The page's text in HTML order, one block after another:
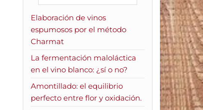
Elaboración de vinos
espumosos por el método
Charmat
La fermentación maloláctica
en el vino blanco: ¿sí o no?
Amontillado: el equilibrio
perfecto entre flor y oxidación.